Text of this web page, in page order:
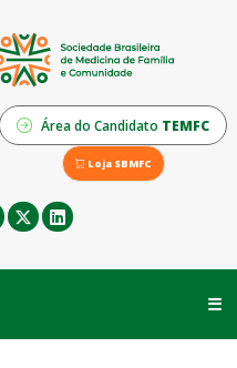
Área do Candidato TEMFC
Loja SBMFC
☰